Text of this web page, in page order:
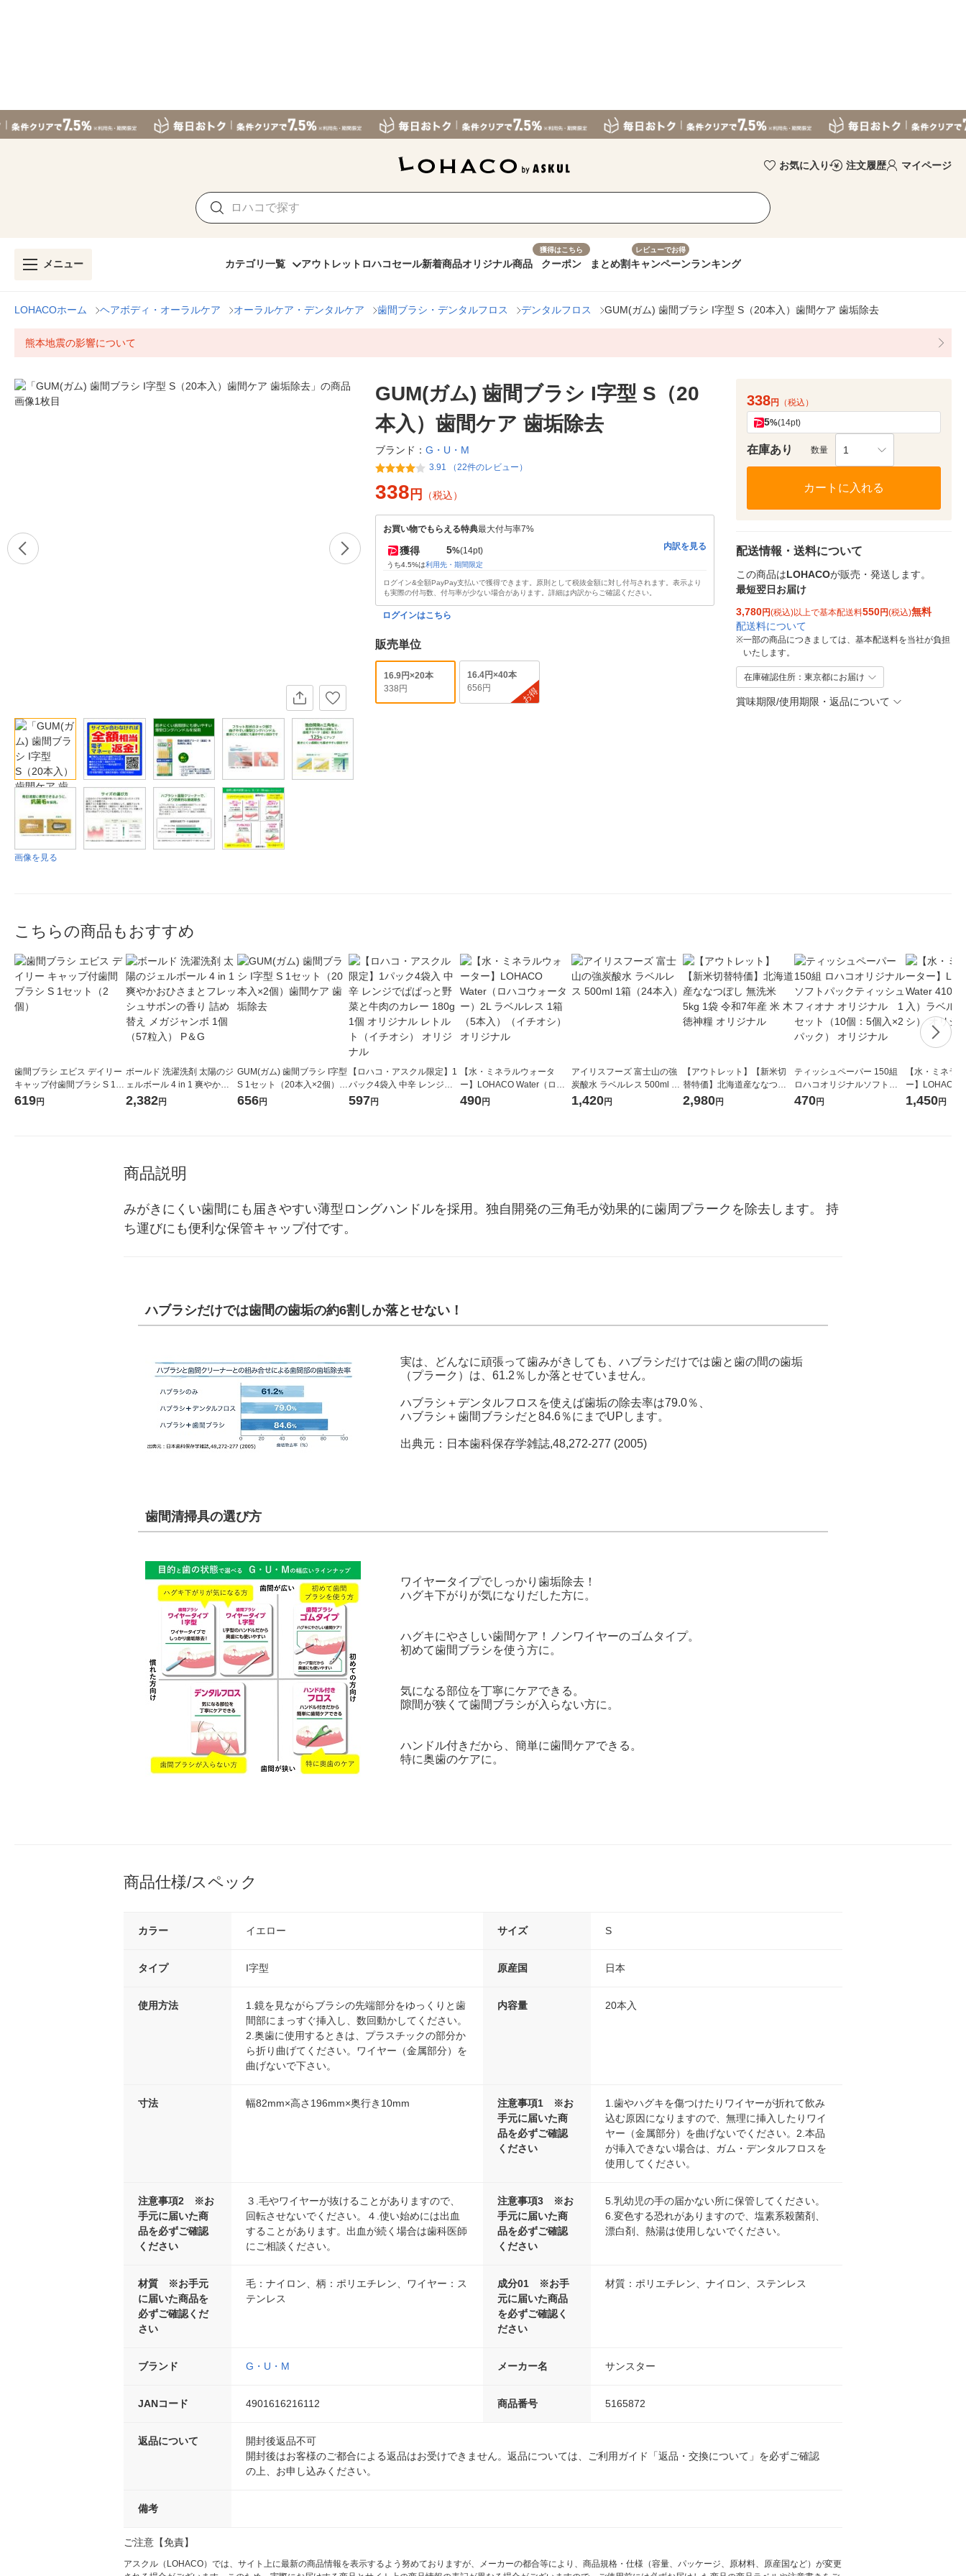
お気に入り 注文履歴 マイページ
メニュー カテゴリ一覧 アウトレット ロハコセール新着商品オリジナル商品
獲得はこちら
クーポン まとめ割
レビューでお得
キャンペーンランキング
LOHACOホーム ヘアボディ・オーラルケア オーラルケア・デンタルケア 歯間ブラシ・デンタルフロス デンタルフロス GUM(ガム) 歯間ブラシ I字型 S（20本入）歯間ケア 歯垢除去
熊本地震の影響について
画像を見る
GUM(ガム) 歯間ブラシ I字型 S（20
本入）歯間ケア 歯垢除去
ブランド： G・U・M
3.91 （22件のレビュー）
338 円 （税込）
お買い物でもらえる特典最大付与率7%
獲得 5%(14pt)
うち4.5%は利用先・期間限定
内訳を見る
ログイン&全額PayPay支払いで獲得できます。原則として税抜金額に対し付与されます。表示より
も実際の付与数、付与率が少ない場合があります。詳細は内訳からご確認ください。
ログインはこちら
販売単位
16.9円×20本
338円
16.4円×40本
656円
お得
338円 （税込）
5%(14pt)
在庫あり 数量 1
カートに入れる
配送情報・送料について
この商品はLOHACOが販売・発送します。
最短翌日お届け
3,780円(税込)以上で基本配送料550円(税込)無料
配送料について
※一部の商品につきましては、基本配送料を当社が負担
いたします。
在庫確認住所：東京都にお届け
賞味期限/使用期限・返品について
こちらの商品もおすすめ
歯間ブラシ エビス デイリー
キャップ付歯間ブラシ S 1セ
ット（2個）
619円
ボールド 洗濯洗剤 太陽のジ
ェルボール 4 in 1 爽やかお
ひさまとフレッシュサボン
の香り 詰め替え メガジャン
2,382円
GUM(ガム) 歯間ブラシ I字型
S 1セット（20本入×2個）歯
間ケア 歯垢除去
656円
【ロハコ・アスクル限定】1
パック4袋入 中辛 レンジで
ぱぱっと野菜と牛肉のカレ
597円
【水・ミネラルウォータ
ー】LOHACO Water（ロハ
コウォーター）2L ラベルレ
490円
アイリスフーズ 富士山の強
炭酸水 ラベルレス 500ml 1
箱（24本入）
1,420円
【アウトレット】【新米切
替特価】北海道産ななつぼ
し 無洗米 5kg 1袋 令和7年産
米 木徳神糧 オリジナル
2,980円
ティッシュペーパー 150組
ロハコオリジナルソフトパ
ックティッシュ フィオナ オ
470円
【水・ミネラ
ー】LOHACO
1箱（20本入
（イチオシ）
1,450円
商品説明
みがきにくい歯間にも届きやすい薄型ロングハンドルを採用。独自開発の三角毛が効果的に歯周プラークを除去します。 持
ち運びにも便利な保管キャップ付です。
ハブラシだけでは歯間の歯垢の約6割しか落とせない！
実は、どんなに頑張って歯みがきしても、ハブラシだけでは歯と歯の間の歯垢
（プラーク）は、61.2％しか落とせていません。
ハブラシ＋デンタルフロスを使えば歯垢の除去率は79.0％、
ハブラシ＋歯間ブラシだと84.6％にまでUPします。
出典元：日本歯科保存学雑誌,48,272-277 (2005)
歯間清掃具の選び方
ワイヤータイプでしっかり歯垢除去！
ハグキ下がりが気になりだした方に。
ハグキにやさしい歯間ケア！ノンワイヤーのゴムタイプ。
初めて歯間ブラシを使う方に。
気になる部位を丁寧にケアできる。
隙間が狭くて歯間ブラシが入らない方に。
ハンドル付きだから、簡単に歯間ケアできる。
特に奥歯のケアに。
商品仕様/スペック
カラー イエロー サイズ S
タイプ I字型 原産国 日本
使用方法
1.鏡を見ながらブラシの先端部分をゆっくりと歯
間部にまっすぐ挿入し、数回動かしてください。
2.奥歯に使用するときは、プラスチックの部分か
ら折り曲げてください。ワイヤー（金属部分）を
曲げないで下さい。
内容量 20本入
寸法 幅82mm×高さ196mm×奥行き10mm
注意事項1 ※お
手元に届いた商
品を必ずご確認
ください
1.歯やハグキを傷つけたりワイヤーが折れて飲み
込む原因になりますので、無理に挿入したりワイ
ヤー（金属部分）を曲げないでください。2.本品
が挿入できない場合は、ガム・デンタルフロスを
使用してください。
注意事項2 ※お
手元に届いた商
品を必ずご確認
ください
３.毛やワイヤーが抜けることがありますので、
回転させないでください。４.使い始めには出血
することがあります。出血が続く場合は歯科医師
にご相談ください。
注意事項3 ※お
手元に届いた商
品を必ずご確認
ください
5.乳幼児の手の届かない所に保管してください。
6.変色する恐れがありますので、塩素系殺菌剤、
漂白剤、熱湯は使用しないでください。
材質 ※お手元
に届いた商品を
必ずご確認くだ
さい
毛：ナイロン、柄：ポリエチレン、ワイヤー：ス
テンレス
成分01 ※お手
元に届いた商品
を必ずご確認く
ださい
材質：ポリエチレン、ナイロン、ステンレス
ブランド G・U・M メーカー名 サンスター
JANコード 4901616216112 商品番号 5165872
返品について
開封後返品不可
開封後はお客様のご都合による返品はお受けできません。返品については、ご利用ガイド「返品・交換について」を必ずご確認
の上、お申し込みください。
備考
ご注意【免責】
アスクル（LOHACO）では、サイト上に最新の商品情報を表示するよう努めておりますが、メーカーの都合等により、商品規格・仕様（容量、パッケージ、原材料、原産国など）が変更